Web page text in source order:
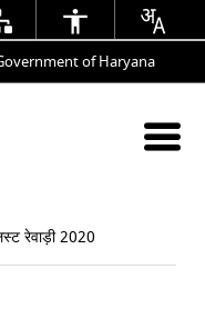
of Haryana
रेवाड़ी 2020